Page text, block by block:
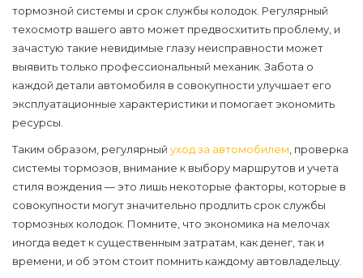
тормозной системы и срок службы колодок. Регулярный
техосмотр вашего авто может предвосхитить проблему, и
зачастую такие невидимые глазу неисправности может
выявить только профессиональный механик. Забота о
каждой детали автомобиля в совокупности улучшает его
эксплуатационные характеристики и помогает экономить
ресурсы.
Таким образом, регулярный уход за автомобилем , проверка
системы тормозов, внимание к выбору маршрутов и учета
стиля вождения — это лишь некоторые факторы, которые в
совокупности могут значительно продлить срок службы
тормозных колодок. Помните, что экономика на мелочах
иногда ведет к существенным затратам, как денег, так и
времени, и об этом стоит помнить каждому автовладельцу.